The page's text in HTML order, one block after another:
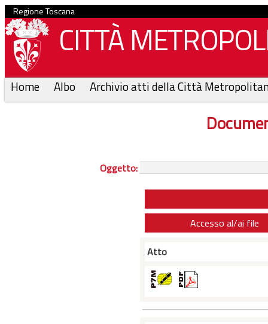
Regione Toscana
CITTÀ
Home Albo Archivio atti della Città
Oggetto:
Accesso al/ai file
Atto